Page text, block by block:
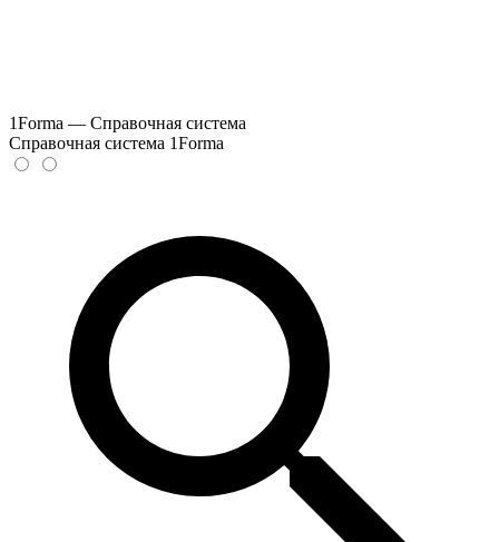
1Forma — Справочная система
Справочная система 1Forma